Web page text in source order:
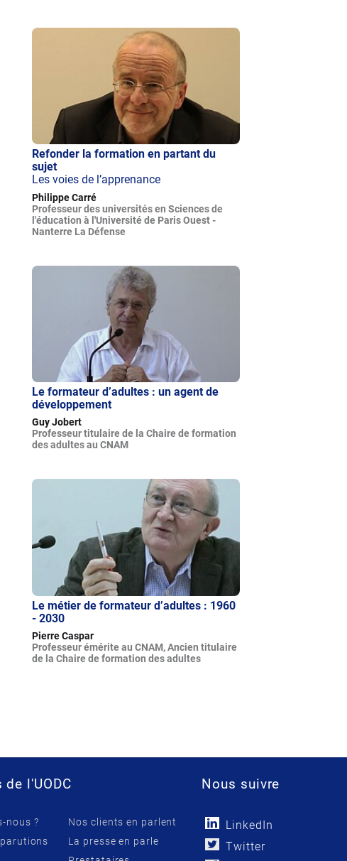
Refonder la formation en partant du
sujet
Les voies de l’apprenance
Philippe Carré
Professeur des universités en Sciences de
l'éducation à l'Université de Paris Ouest -
Nanterre La Défense
Le formateur d’adultes : un agent de
développement
Guy Jobert
Professeur titulaire de la Chaire de formation
des adultes au CNAM
Le métier de formateur d’adultes : 1960
- 2030
Pierre Caspar
Professeur émérite au CNAM, Ancien titulaire
de la Chaire de formation des adultes
l'UODC
nous ?
Nos clients en parlent
La presse en parle
Nous suivre
LinkedIn
Twitter